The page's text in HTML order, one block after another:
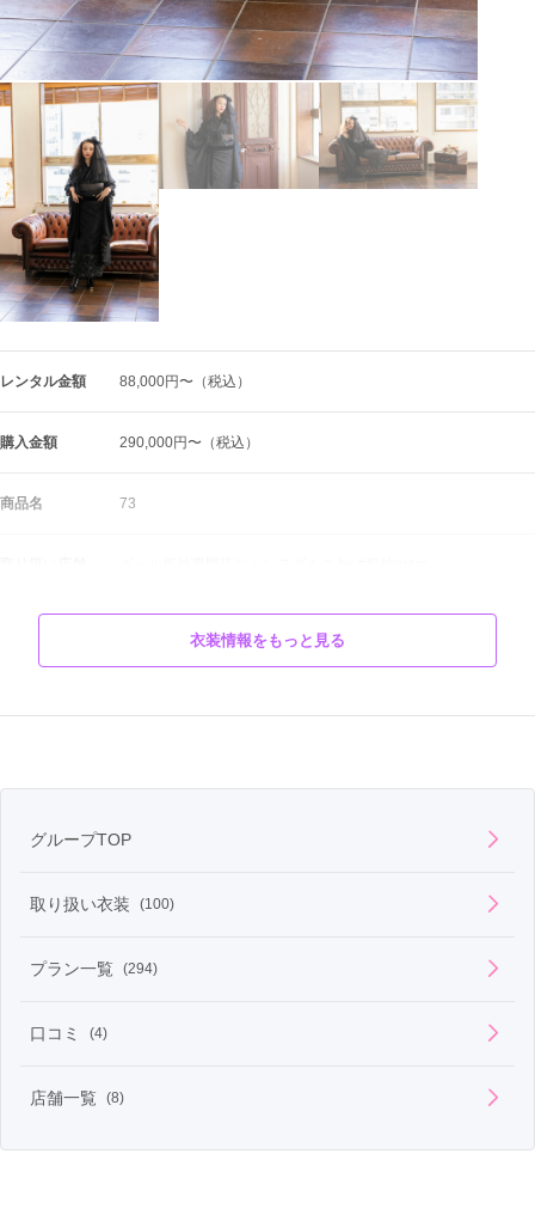
レンタル金額 88,000円〜（税込）
購入金額 290,000円〜（税込）
商品名 73
成人式という一生に一度の節目に着る振袖。
黒は、和装において最も格式が高く、最も洗練された色。
本記事では、なぜ今、黒振袖がこれほどまでに選ばれているの
その理由をデザイン・写真映え・体型補正・時代性・将来価値ま
衣装情報をもっと見る
グループTOP
取り扱い衣装 (100)
プラン一覧 (294)
口コミ (4)
店舗一覧 (8)